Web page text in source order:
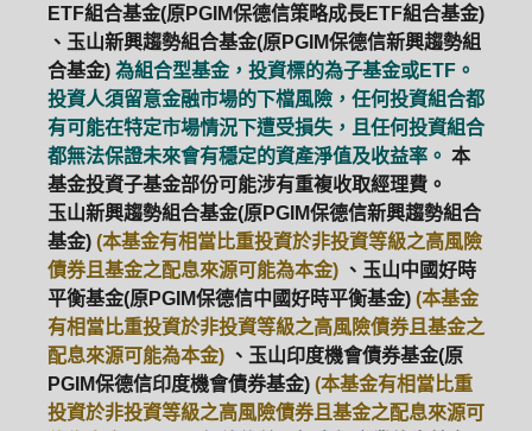
ETF組合基金(原PGIM保德信策略成長ETF組合基金)
、玉山新興趨勢組合基金(原PGIM保德信新興趨勢組
合基金) 為組合型基金，投資標的為子基金或ETF。
投資人須留意金融市場的下檔風險，任何投資組合都
有可能在特定市場情況下遭受損失，且任何投資組合
都無法保證未來會有穩定的資產淨值及收益率。 本
基金投資子基金部份可能涉有重複收取經理費。
玉山新興趨勢組合基金(原PGIM保德信新興趨勢組合
基金) (本基金有相當比重投資於非投資等級之高風險
債券且基金之配息來源可能為本金) 、玉山中國好時
平衡基金(原PGIM保德信中國好時平衡基金) (本基金
有相當比重投資於非投資等級之高風險債券且基金之
配息來源可能為本金) 、玉山印度機會債券基金(原
PGIM保德信印度機會債券基金) (本基金有相當比重
投資於非投資等級之高風險債券且基金之配息來源可